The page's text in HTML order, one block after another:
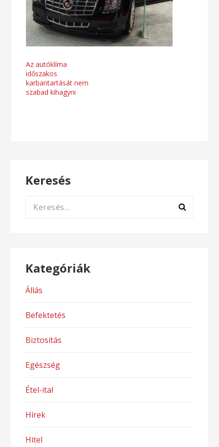
Bejegyzés
navigáció
Az autóklíma
időszakos
karbantartását nem
szabad kihagyni
Keresés
Keresés:
Kategóriák
Állás
Befektetés
Biztosítás
Egészség
Étel-ital
Hírek
Hitel